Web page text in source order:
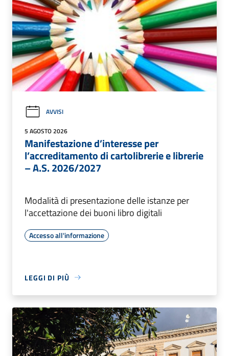
AVVISI
5 AGOSTO 2026
Manifestazione d’interesse per
l’accreditamento di cartolibrerie e librerie
– A.S. 2026/2027
Modalità di presentazione delle istanze per
l'accettazione dei buoni libro digitali
Accesso all'informazione
LEGGI DI PIÙ